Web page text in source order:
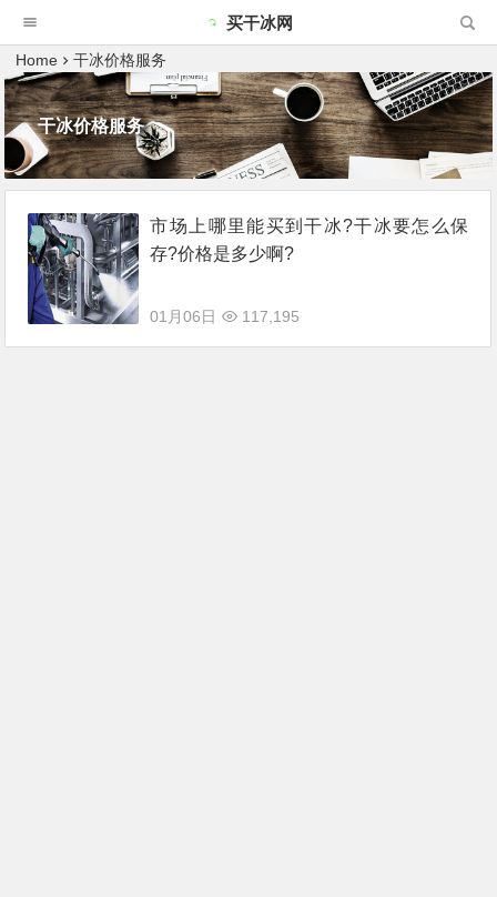
买干冰网
Home 干冰价格服务
干冰价格服务
市场上哪里能买到干冰?干冰要怎么保
存?价格是多少啊?
01月06日 117,195